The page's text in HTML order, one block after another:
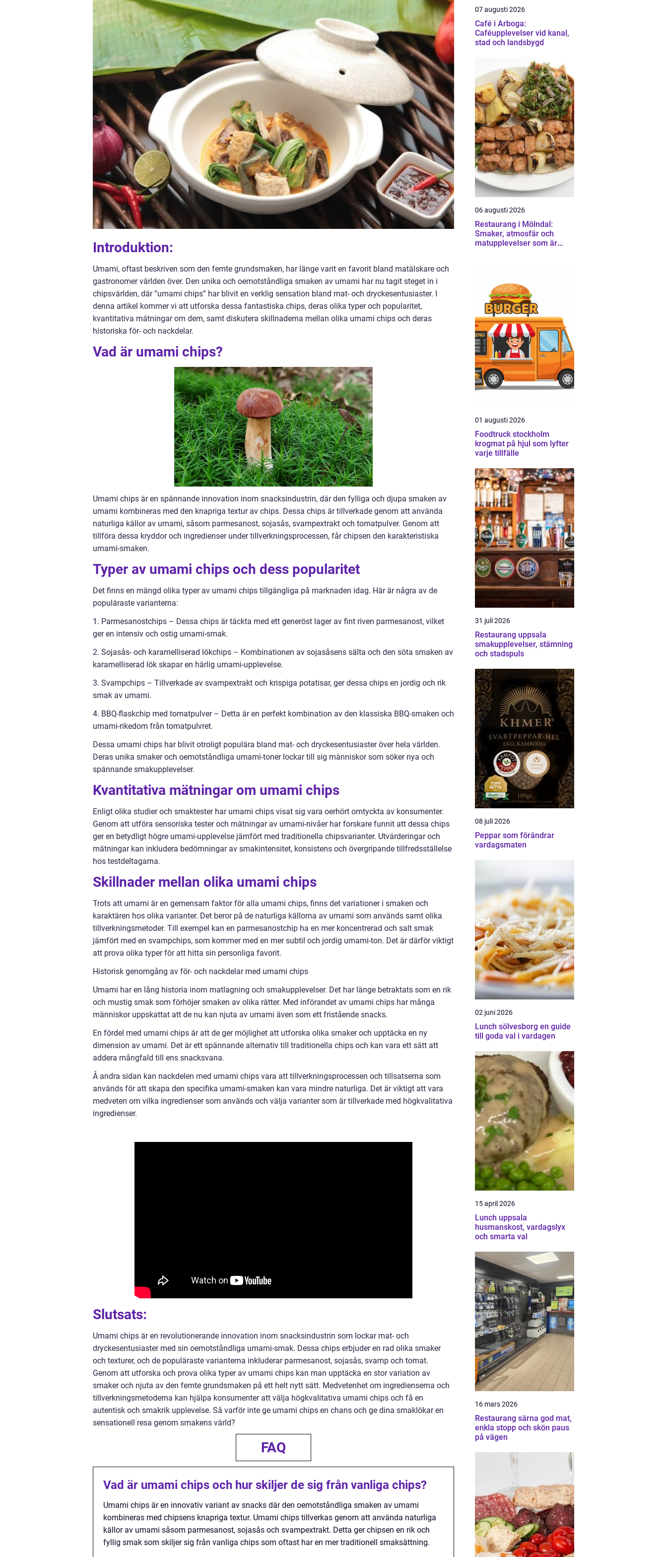
Introduktion:
Umami, oftast beskriven som den femte grundsmaken, har länge varit en favorit bland matälskare och
gastronomer världen över. Den unika och oemotståndliga smaken av umami har nu tagit steget in i
chipsvärlden, där ”umami chips” har blivit en verklig sensation bland mat- och dryckesentusiaster. I
denna artikel kommer vi att utforska dessa fantastiska chips, deras olika typer och popularitet,
kvantitativa mätningar om dem, samt diskutera skillnaderna mellan olika umami chips och deras
historiska för- och nackdelar.
Vad är umami chips?
Umami chips är en spännande innovation inom snacksindustrin, där den fylliga och djupa smaken av
umami kombineras med den knapriga textur av chips. Dessa chips är tillverkade genom att använda
naturliga källor av umami, såsom parmesanost, sojasås, svampextrakt och tomatpulver. Genom att
tillföra dessa kryddor och ingredienser under tillverkningsprocessen, får chipsen den karakteristiska
umami-smaken.
Typer av umami chips och dess popularitet
Det finns en mängd olika typer av umami chips tillgängliga på marknaden idag. Här är några av de
populäraste varianterna:
1. Parmesanostchips – Dessa chips är täckta med ett generöst lager av fint riven parmesanost, vilket
ger en intensiv och ostig umami-smak.
2. Sojasås- och karamelliserad lökchips – Kombinationen av sojasåsens sälta och den söta smaken av
karamelliserad lök skapar en härlig umami-upplevelse.
3. Svampchips – Tillverkade av svampextrakt och krispiga potatisar, ger dessa chips en jordig och rik
smak av umami.
4. BBQ-flaskchip med tomatpulver – Detta är en perfekt kombination av den klassiska BBQ-smaken och
umami-rikedom från tomatpulvret.
Dessa umami chips har blivit otroligt populära bland mat- och dryckesentusiaster över hela världen.
Deras unika smaker och oemotståndliga umami-toner lockar till sig människor som söker nya och
spännande smakupplevelser.
Kvantitativa mätningar om umami chips
Enligt olika studier och smaktester har umami chips visat sig vara oerhört omtyckta av konsumenter.
Genom att utföra sensoriska tester och mätningar av umami-nivåer har forskare funnit att dessa chips
ger en betydligt högre umami-upplevelse jämfört med traditionella chipsvarianter. Utvärderingar och
mätningar kan inkludera bedömningar av smakintensitet, konsistens och övergripande tillfredsställelse
hos testdeltagarna.
Skillnader mellan olika umami chips
Trots att umami är en gemensam faktor för alla umami chips, finns det variationer i smaken och
karaktären hos olika varianter. Det beror på de naturliga källorna av umami som används samt olika
tillverkningsmetoder. Till exempel kan en parmesanostchip ha en mer koncentrerad och salt smak
jämfört med en svampchips, som kommer med en mer subtil och jordig umami-ton. Det är därför viktigt
att prova olika typer för att hitta sin personliga favorit.
Historisk genomgång av för- och nackdelar med umami chips
Umami har en lång historia inom matlagning och smakupplevelser. Det har länge betraktats som en rik
och mustig smak som förhöjer smaken av olika rätter. Med införandet av umami chips har många
människor uppskattat att de nu kan njuta av umami även som ett fristående snacks.
En fördel med umami chips är att de ger möjlighet att utforska olika smaker och upptäcka en ny
dimension av umami. Det är ett spännande alternativ till traditionella chips och kan vara ett sätt att
addera mångfald till ens snacksvana.
Å andra sidan kan nackdelen med umami chips vara att tillverkningsprocessen och tillsatserna som
används för att skapa den specifika umami-smaken kan vara mindre naturliga. Det är viktigt att vara
medveten om vilka ingredienser som används och välja varianter som är tillverkade med högkvalitativa
ingredienser.
Slutsats:
Umami chips är en revolutionerande innovation inom snacksindustrin som lockar mat- och
dryckesentusiaster med sin oemotståndliga umami-smak. Dessa chips erbjuder en rad olika smaker
och texturer, och de populäraste varianterna inkluderar parmesanost, sojasås, svamp och tomat.
Genom att utforska och prova olika typer av umami chips kan man upptäcka en stor variation av
smaker och njuta av den femte grundsmaken på ett helt nytt sätt. Medvetenhet om ingredienserna och
tillverkningsmetoderna kan hjälpa konsumenter att välja högkvalitativa umami chips och få en
autentisk och smakrik upplevelse. Så varför inte ge umami chips en chans och ge dina smaklökar en
sensationell resa genom smakens värld?
FAQ
Vad är umami chips och hur skiljer de sig från vanliga chips?
Umami chips är en innovativ variant av snacks där den oemotståndliga smaken av umami
kombineras med chipsens knapriga textur. Umami chips tillverkas genom att använda naturliga
källor av umami såsom parmesanost, sojasås och svampextrakt. Detta ger chipsen en rik och
fyllig smak som skiljer sig från vanliga chips som oftast har en mer traditionell smaksättning.
07 augusti 2026
Café i Arboga:
Caféupplevelser vid kanal,
stad och landsbygd
06 augusti 2026
Restaurang i Mölndal:
Smaker, atmosfär och
matupplevelser som är
01 augusti 2026
Foodtruck stockholm
krogmat på hjul som lyfter
varje tillfälle
31 juli 2026
Restaurang uppsala
smakupplevelser, stämning
och stadspuls
08 juli 2026
Peppar som förändrar
vardagsmaten
02 juni 2026
Lunch sölvesborg en guide
till goda val i vardagen
15 april 2026
Lunch uppsala
husmanskost, vardagslyx
och smarta val
16 mars 2026
Restaurang särna god mat,
enkla stopp och skön paus
på vägen